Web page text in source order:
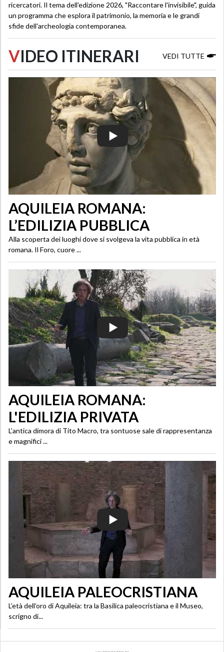
ricercatori. Il tema dell'edizione 2026, "Raccontare l'invisibile", guida
un programma che esplora il patrimonio, la memoria e le grandi
sfide dell'archeologia contemporanea.
VIDEO ITINERARI VEDI TUTTE
AQUILEIA ROMANA:
L’EDILIZIA PUBBLICA
Alla scoperta dei luoghi dove si svolgeva la vita pubblica in età
romana. Il Foro, cuore ...
AQUILEIA ROMANA:
L'EDILIZIA PRIVATA
L’antica dimora di Tito Macro, tra sontuose sale di rappresentanza
e magnifici ...
AQUILEIA PALEOCRISTIANA
L’età dell’oro di Aquileia: tra la Basilica paleocristiana e il Museo,
scrigno di...